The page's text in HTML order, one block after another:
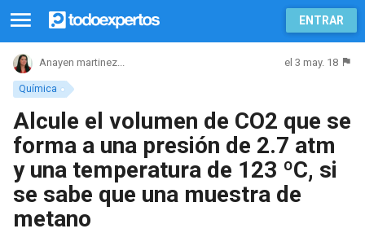
ENTRAR
Química
Anayen martinez... el 3 may. 18
Alcule el volumen de CO2 que se
forma a una presión de 2.7 atm
y una temperatura de 123 ºC, si
se sabe que una muestra de
metano